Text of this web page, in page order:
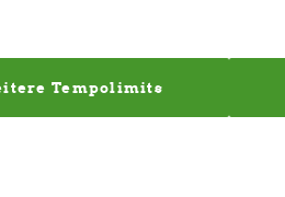
Tempolimits